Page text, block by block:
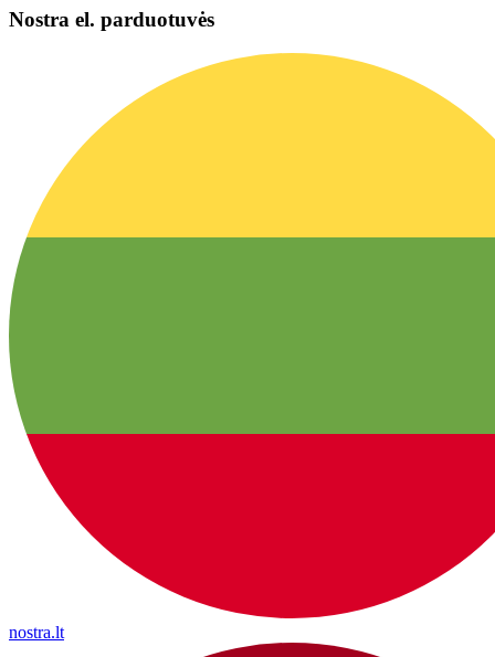
Nostra el. parduotuvės
nostra.lt